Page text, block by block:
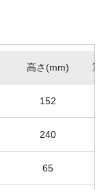
高さ(mm) 重
152
240
65